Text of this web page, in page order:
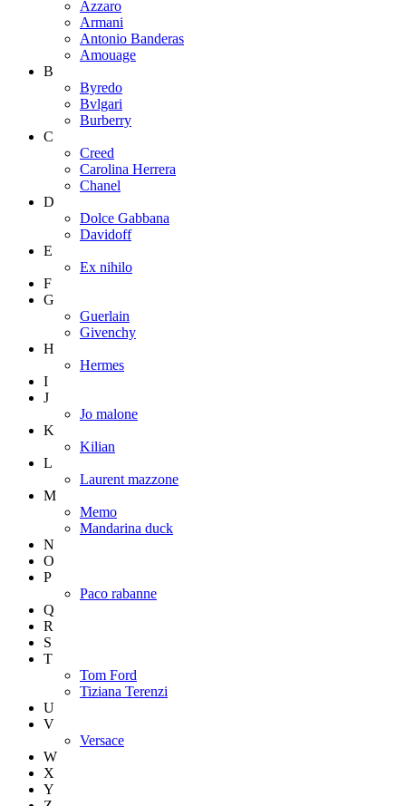
Azzaro
Armani
Antonio Banderas
Amouage
B
Byredo
Bvlgari
Burberry
C
Creed
Carolina Herrera
Chanel
D
Dolce Gabbana
Davidoff
E
Ex nihilo
F
G
Guerlain
Givenchy
H
Hermes
I
J
Jo malone
K
Kilian
L
Laurent mazzone
M
Memo
Mandarina duck
N
O
P
Paco rabanne
Q
R
S
T
Tom Ford
Tiziana Terenzi
U
V
Versace
W
X
Y